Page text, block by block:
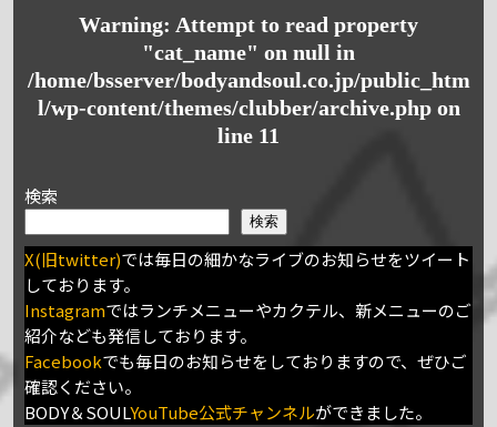
Warning: Attempt to read property
"cat_name" on null in
/home/bsserver/bodyandsoul.co.jp/public_htm
l/wp-content/themes/clubber/archive.phpon
line 11
検索
検索
X(旧twitter)では毎日の細かなライブのお知らせをツイート
しております。
Instagramではランチメニューやカクテル、新メニューのご
紹介なども発信しております。
Facebookでも毎日のお知らせをしておりますので、ぜひご
確認ください。
BODY＆SOULYouTube公式チャンネルができました。